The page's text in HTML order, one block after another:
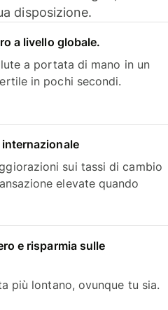
disposizione.
a livello globale.
a portata di mano in un
in pochi secondi.
sui tassi di cambio
elevate quando
e risparmia sulle
più lontano, ovunque tu sia.